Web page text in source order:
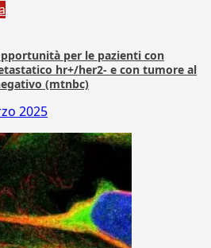
per le pazienti con
hr+/her2- e con tumore al
(mtnbc)
2025